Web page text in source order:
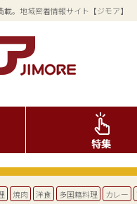
。地域密着情報サイト【ジモア】
焼肉 洋食 多国籍料理 カレー